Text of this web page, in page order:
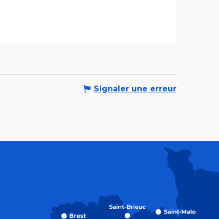
Signaler une erreur